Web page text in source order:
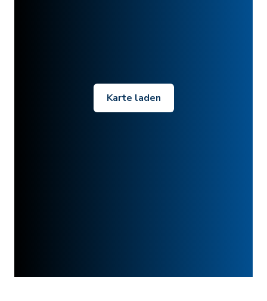
Karte laden